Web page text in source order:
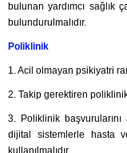
bulunan yardımcı sağlık
bulundurulmalıdır.
Poliklinik
1. Acil olmayan psikiyatri
2. Takip gerektiren
3. Poliklinik
dijital sistemlerle hasta
kullanılmalıdır.